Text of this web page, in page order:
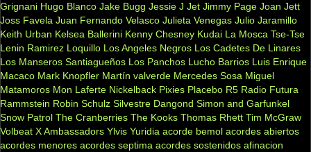
Grignani Hugo Blanco Jake Bugg Jessie J Jet Jimmy Page Joan Jett
Joss Favela Juan Fernando Velasco Julieta Venegas Julio Jaramillo
Keith Urban Kelsea Ballerini Kenny Chesney Kudai La Mosca Tse-Tse
Lenin Ramirez Loquillo Los Angeles Negros Los Cadetes De Linares
Los Manseros Santiagueños Los Panchos Lucho Barrios Luis Enrique
Macaco Mark Knopfler Martín valverde Mercedes Sosa Miguel
Matamoros Mon Laferte Nickelback Pixies Placebo R5 Radio Futura
Rammstein Robin Schulz Silvestre Dangond Simon and Garfunkel
Snow Patrol The Cranberries The Kooks Thomas Rhett Tim McGraw
Volbeat X Ambassadors Ylvis Yuridia acorde bemol acordes abiertos
acordes menores acordes septima acordes sostenidos afinacion